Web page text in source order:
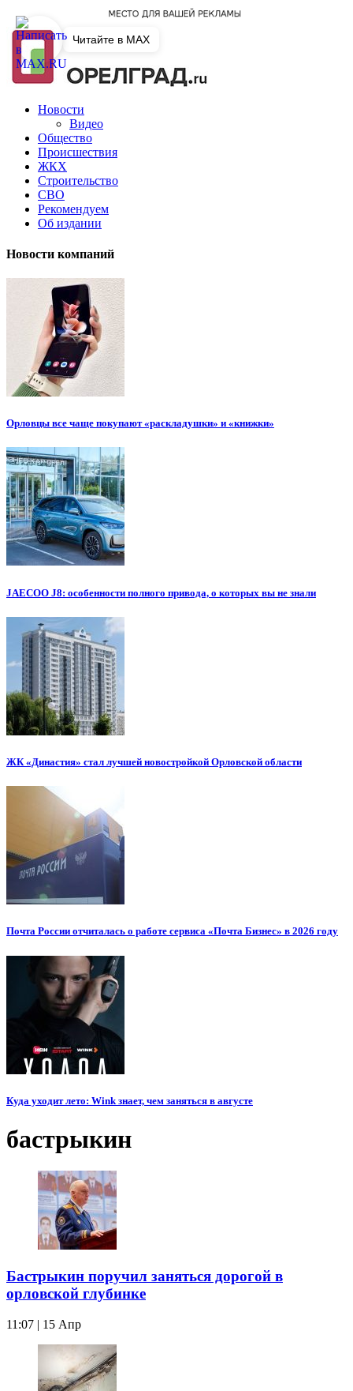
Новости
Видео
Общество
Происшествия
ЖКХ
Строительство
СВО
Рекомендуем
Об издании
Новости компаний
Орловцы все чаще покупают «раскладушки» и «книжки»
JAECOO J8: особенности полного привода, о которых вы не знали
ЖК «Династия» стал лучшей новостройкой Орловской области
Почта России отчиталась о работе сервиса «Почта Бизнес» в 2026 году
Куда уходит лето: Wink знает, чем заняться в августе
бастрыкин
Бастрыкин поручил заняться дорогой в
орловской глубинке
11:07 | 15 Апр
Читайте в MAX